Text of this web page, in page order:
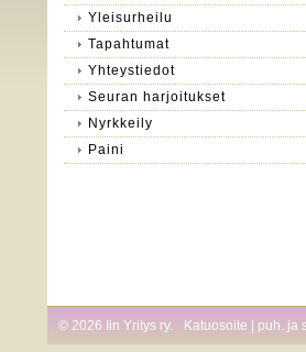
Yleisurheilu
Tapahtumat
Yhteystiedot
Seuran harjoitukset
Nyrkkeily
Paini
© 2026 Iin Yritys ry. Katuosoite | puh. ja